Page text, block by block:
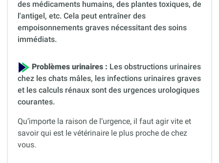
des médicaments humains, des plantes toxiques, de
l'antigel, etc. Cela peut entraîner des
empoisonnements graves nécessitant des soins
immédiats.
Problèmes urinaires : Les obstructions urinaires
chez les chats mâles, les infections urinaires graves
et les calculs rénaux sont des urgences urologiques
courantes.
Qu’importe la raison de l’urgence, il faut agir vite et
savoir qui est le vétérinaire le plus proche de chez
vous.